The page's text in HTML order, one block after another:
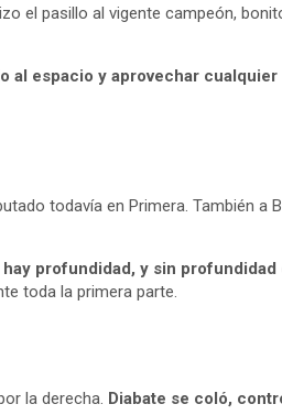
el pasillo al vigente campeón,
al espacio y aprovechar
todavía en Primera. También a
profundidad, y sin
toda la primera parte.
la derecha. Diabate se coló,